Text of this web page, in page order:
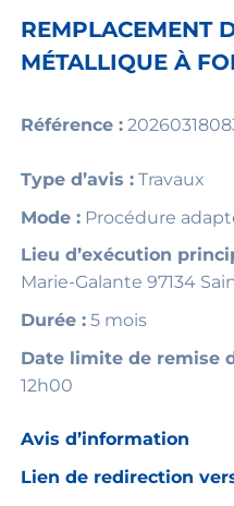
REMPLACEMENT
MÉTALLIQUE À
Référence :
Type d’avis :Travaux
Mode :Procédure
Lieu d’exécution
Marie-Galante 97134
Durée :5 mois
Date limite de remise
12h00
Avis d’information
Lien de redirection